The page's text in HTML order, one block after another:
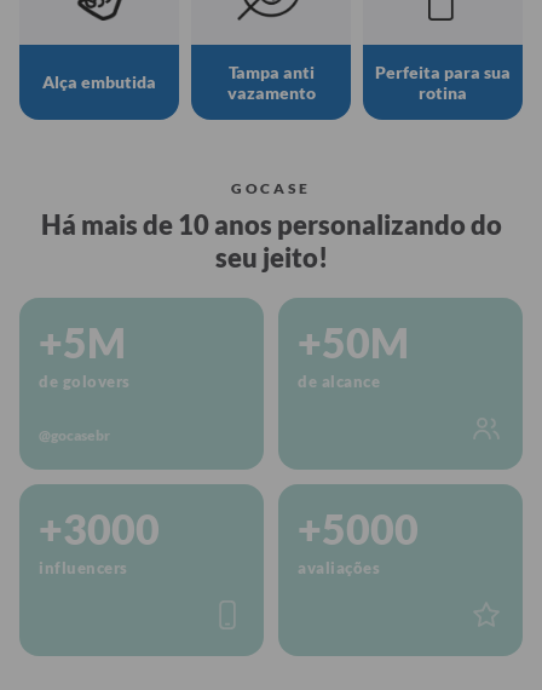
Alça embutida
Tampa anti
vazamento
Perfeita para sua
rotina
GOCASE
Há mais de 10 anos personalizando do
seu jeito!
+5M
de golovers
@gocasebr
+50M
de alcance
+3000
influencers
+5000
avaliações